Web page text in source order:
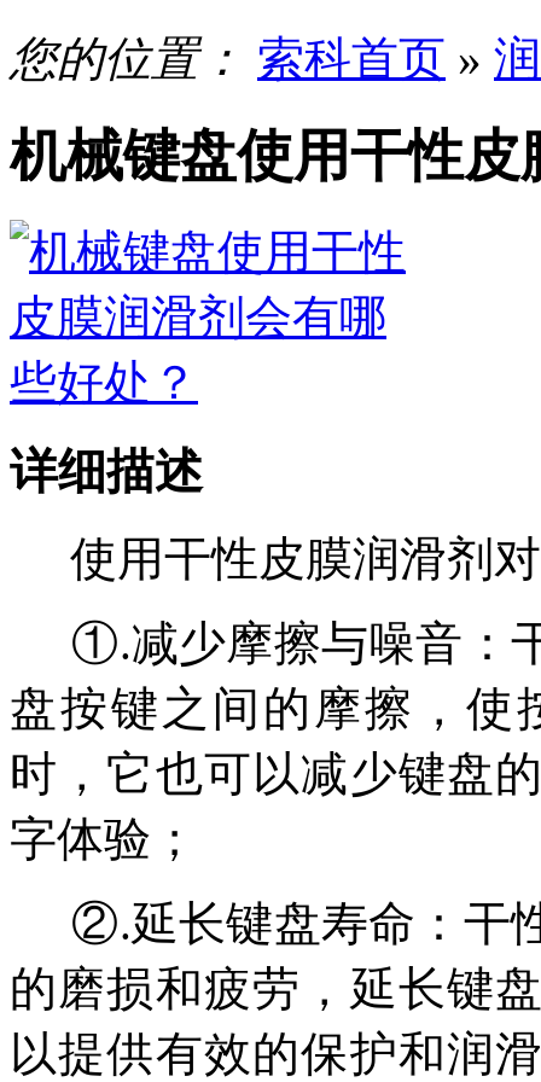
您的位置： 索科首页 »
机械键盘使用干性
详细描述
使用干性皮膜润滑剂
①.减少摩擦与噪音：
盘按键之间的摩擦，使
时，它也可以减少键盘
字体验 ；
②.延长键盘寿命：干
的磨损和疲劳，延长键
以提供有效的保护和润